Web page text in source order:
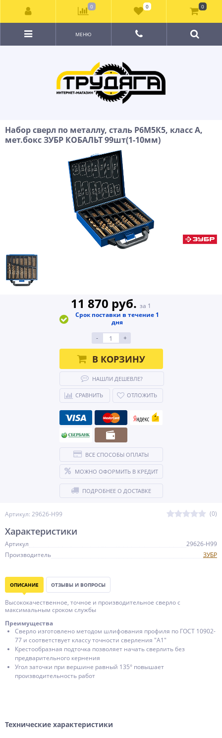
МЕНЮ
Набор сверл по металлу, сталь Р6М5К5, класс А,
мет.бокс ЗУБР КОБАЛЬТ 99шт(1-10мм)
Артикул: 29626-H99 (0)
11 870 руб. за 1
Срок поставки в течение 1
дня
-
+
В КОРЗИНУ
НАШЛИ ДЕШЕВЛЕ?
СРАВНИТЬ ОТЛОЖИТЬ
ВСЕ СПОСОБЫ ОПЛАТЫ
МОЖНО ОФОРМИТЬ В КРЕДИТ
ПОДРОБНЕЕ О ДОСТАВКЕ
Характеристики
Артикул
29626-H99
Производитель
ЗУБР
ОПИСАНИЕ ОТЗЫВЫ И ВОПРОСЫ
Высококачественное, точное и производительное сверло с
максимальным сроком службы
Преимущества
Сверло изготовлено методом шлифования профиля по ГОСТ 10902-
77 и соответствует классу точности сверления ″А1″
Крестообразная подточка позволяет начать сверлить без
предварительного кернения
Угол заточки при вершине равный 135° повышает
производительность работ
Технические характеристики
0 0 0